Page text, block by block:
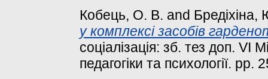
Кобець, О. В. and
у комплексі засобів
соціалізація: зб. тез доп. VІ
педагогіки та психології. pp.